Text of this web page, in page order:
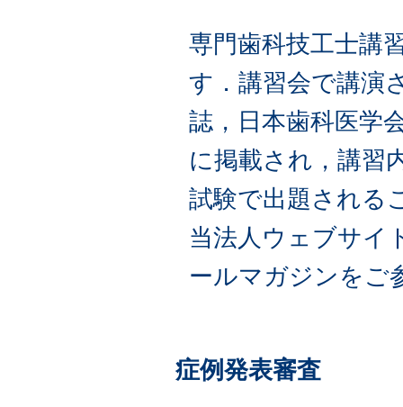
専門歯科技工士講
す．講習会で講演
誌，日本歯科医学
に掲載され，講習
試験で出題される
当法人ウェブサイ
ールマガジンをご
症例発表審査